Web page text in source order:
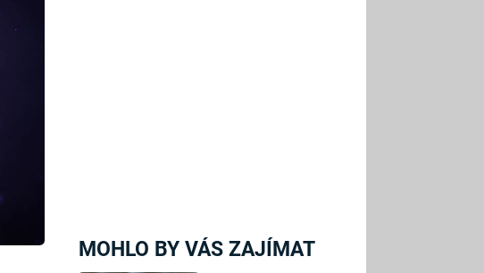
MOHLO BY VÁS ZAJÍMAT